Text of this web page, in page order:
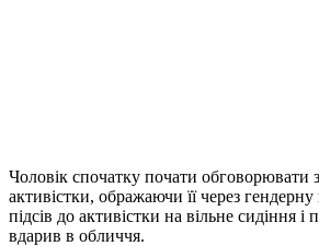
Чоловік спочатку почати обговорювати
активістки, ображаючи її через
підсів до активістки на вільне сидіння і
вдарив в обличчя.